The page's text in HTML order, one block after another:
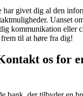
har givet dig al den
Uanset
kommunikation eller
til at høre fra dig!
os for